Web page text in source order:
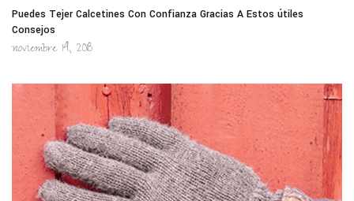
Puedes Tejer Calcetines Con Confianza Gracias A Estos útiles
Consejos
noviembre 14, 2018